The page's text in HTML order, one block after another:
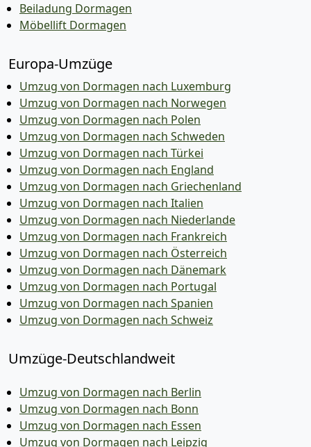
Beiladung Dormagen
Möbellift Dormagen
Europa-Umzüge
Umzug von Dormagen nach Luxemburg
Umzug von Dormagen nach Norwegen
Umzug von Dormagen nach Polen
Umzug von Dormagen nach Schweden
Umzug von Dormagen nach Türkei
Umzug von Dormagen nach England
Umzug von Dormagen nach Griechenland
Umzug von Dormagen nach Italien
Umzug von Dormagen nach Niederlande
Umzug von Dormagen nach Frankreich
Umzug von Dormagen nach Österreich
Umzug von Dormagen nach Dänemark
Umzug von Dormagen nach Portugal
Umzug von Dormagen nach Spanien
Umzug von Dormagen nach Schweiz
Umzüge-Deutschlandweit
Umzug von Dormagen nach Berlin
Umzug von Dormagen nach Bonn
Umzug von Dormagen nach Essen
Umzug von Dormagen nach Leipzig